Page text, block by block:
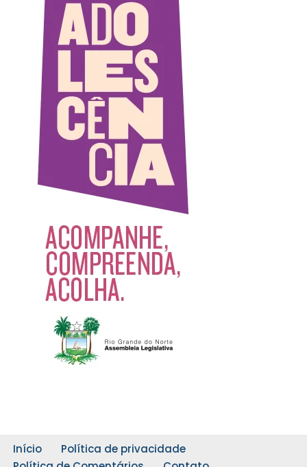
Início
Política de privacidade